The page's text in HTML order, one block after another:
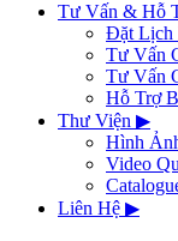
Tư Vấn & Hỗ
Đặt Lịch
Tư Vấn
Tư Vấn
Hỗ Trợ
Thư Viện ▶
Hình
Video
Liên Hệ ▶